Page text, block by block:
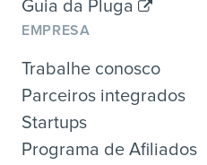
Guia da Pluga
EMPRESA
Trabalhe conosco
Parceiros integrados
Startups
Programa de Afiliados